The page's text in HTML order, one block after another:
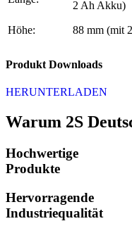
2 Ah Akku)
Höhe: 88 mm (mit
Produkt Downloads
HERUNTERLADEN
Warum 2S
Hochwertige
Produkte
Hervorragende
Industriequalität